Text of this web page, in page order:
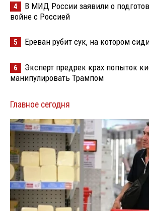
4
В МИД России заявили о
войне с Россией
5 Ереван рубит сук, на котором
6
Эксперт предрек крах попыток
манипулировать Трампом
Главное сегодня